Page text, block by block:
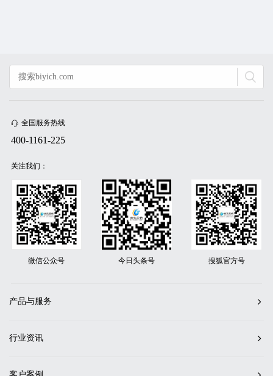
全国服务热线
400-1161-225
关注我们：
微信公众号 今日头条号 搜狐官方号
产品与服务
行业资讯